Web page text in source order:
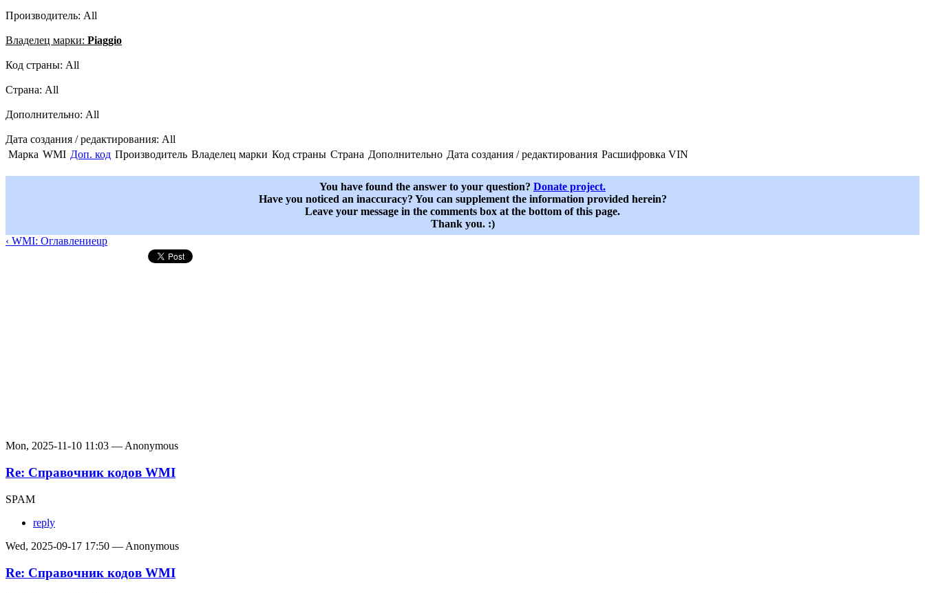
Производитель: All
Владелец марки: Piaggio
Код страны: All
Страна: All
Дополнительно: All
Дата создания / редактирования: All
Марка WMI Доп. код Производитель Владелец марки Код страны Страна Дополнительно Дата создания / редактирования Расшифровка VIN
You have found the answer to your question? Donate project.
Have you noticed an inaccuracy? You can supplement the information provided herein?
Leave your message in the comments box at the bottom of this page.
Thank you. :)
‹ WMI: Оглавлениеup
Mon, 2025-11-10 11:03 — Anonymous
Re: Справочник кодов WMI
SPAM
reply
Wed, 2025-09-17 17:50 — Anonymous
Re: Справочник кодов WMI